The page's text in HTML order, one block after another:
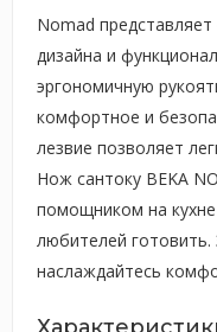
Nomad
дизайна и
эргономичную
комфортное и
лезвие позволяет
Нож сантоку BEKA
помощником на
любителей готовить.
наслаждайтесь